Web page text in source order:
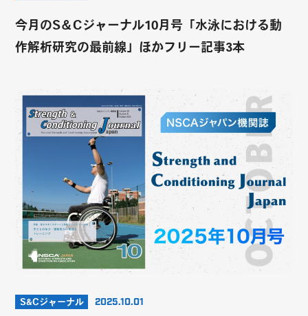
今月のS＆Cジャーナル10月号「水泳における動
作解析研究の最前線」ほかフリー記事3本
S&Cジャーナル 2025.10.01